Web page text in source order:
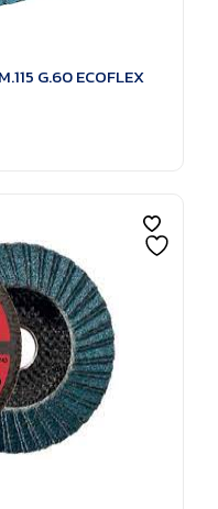
G.60 ECOFLEX